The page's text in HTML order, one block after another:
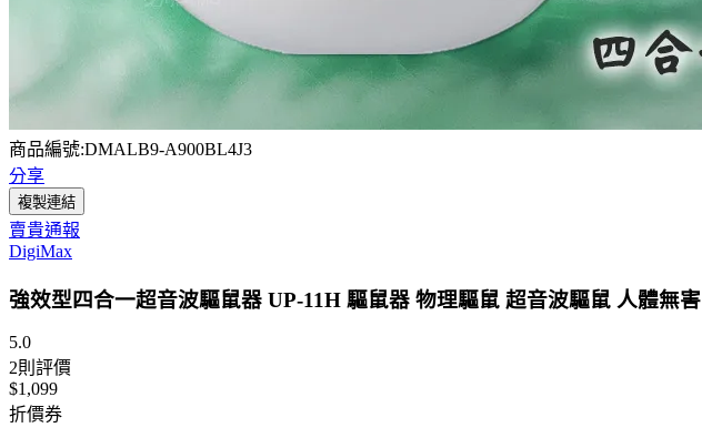
商品編號:DMALB9-A900BL4J3
分享
複製連結
賣貴通報
DigiMax
強效型四合一超音波驅鼠器 UP-11H 驅鼠器 物理驅鼠 超音波驅鼠 人體無害
5.0
2則評價
$1,099
折價券